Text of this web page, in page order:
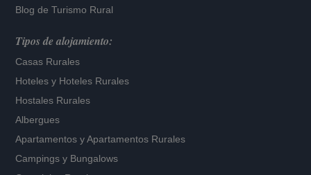
Blog de Turismo Rural
Tipos de alojamiento:
Casas Rurales
Hoteles y Hoteles Rurales
Hostales Rurales
Albergues
Apartamentos yApartamentos Rurales
Campings y Bungalows